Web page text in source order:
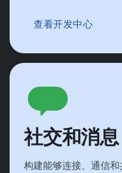
查看开发中心
社交和消息
构建能够连接、通信和